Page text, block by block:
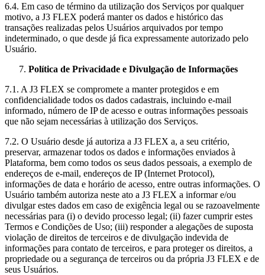
6.4. Em caso de término da utilização dos Serviços por qualquer
motivo, a J3 FLEX poderá manter os dados e histórico das
transações realizadas pelos Usuários arquivados por tempo
indeterminado, o que desde já fica expressamente autorizado pelo
Usuário.
Política de Privacidade e Divulgação de Informações
7.1. A J3 FLEX se compromete a manter protegidos e em
confidencialidade todos os dados cadastrais, incluindo e-mail
informado, número de IP de acesso e outras informações pessoais
que não sejam necessárias à utilização dos Serviços.
7.2. O Usuário desde já autoriza a J3 FLEX a, a seu critério,
preservar, armazenar todos os dados e informações enviados à
Plataforma, bem como todos os seus dados pessoais, a exemplo de
endereços de e-mail, endereços de IP (Internet Protocol),
informações de data e horário de acesso, entre outras informações. O
Usuário também autoriza neste ato a J3 FLEX a informar e/ou
divulgar estes dados em caso de exigência legal ou se razoavelmente
necessárias para (i) o devido processo legal; (ii) fazer cumprir estes
Termos e Condições de Uso; (iii) responder a alegações de suposta
violação de direitos de terceiros e de divulgação indevida de
informações para contato de terceiros, e para proteger os direitos, a
propriedade ou a segurança de terceiros ou da própria J3 FLEX e de
seus Usuários.